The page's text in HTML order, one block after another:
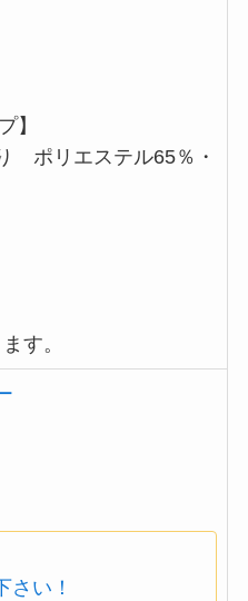
】
ポリエステル65％・
す。
さい！